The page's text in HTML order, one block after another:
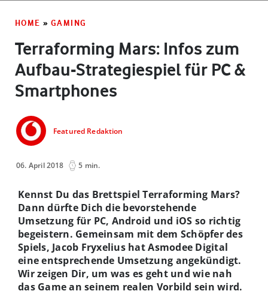
HOME » GAMING
Terraforming Mars: Infos zum
Aufbau-Strategiespiel für PC &
Smartphones
Featured Redaktion
06. April 2018 5 min.
Kennst Du das Brettspiel Terraforming Mars?
Dann dürfte Dich die bevorstehende
Umsetzung für PC, Android und iOS so richtig
begeistern. Gemeinsam mit dem Schöpfer des
Spiels, Jacob Fryxelius hat Asmodee Digital
eine entsprechende Umsetzung angekündigt.
Wir zeigen Dir, um was es geht und wie nah
das Game an seinem realen Vorbild sein wird.